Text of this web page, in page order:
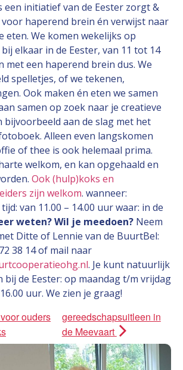
een initiatief van de Eester zorgt &
voor haperend brein én verwijst naar
eten. We komen wekelijks op
elkaar in de Eester, van 11 tot 14
met een haperend brein dus. We
spelletjes, of we tekenen,
Ook maken én eten we samen
samen op zoek naar je creatieve
aan de slag met het
Alleen even langskomen
of thee is ook helemaal prima.
welkom, en kan opgehaald en
Ook (hulp)koks en
zijn welkom. wanneer:
van 11.00 – 14.00 uur waar: in de
weten? Wil je meedoen? Neem
Ditte of Lennie van de BuurtBel:
38 14 of mail naar
. Je kunt natuurlijk
bij de Eester: op maandag t/m vrijdag
uur. We zien je graag!
ouders
gereedschapsuitleen in
de Meevaart